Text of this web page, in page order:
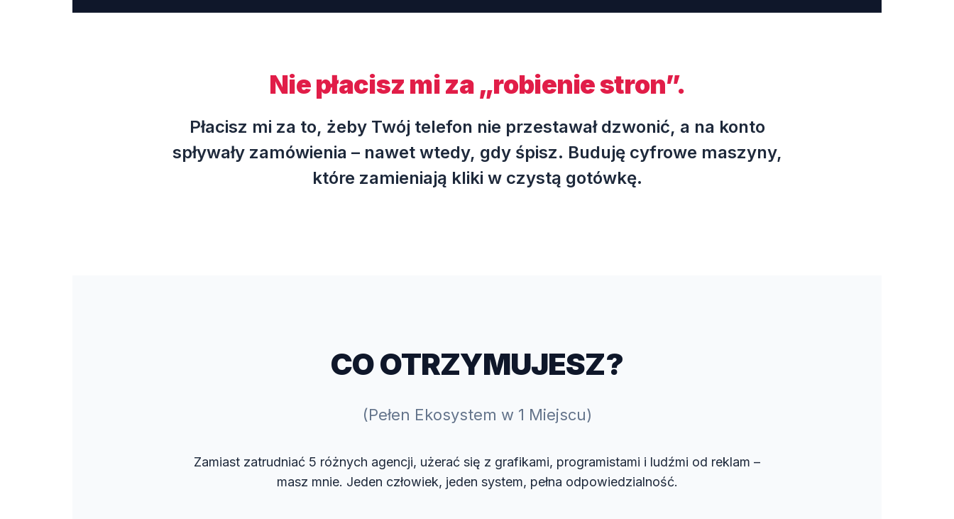
Nie płacisz mi za „robienie stron”.
Płacisz mi za to, żeby Twój telefon nie przestawał dzwonić, a na konto
spływały zamówienia – nawet wtedy, gdy śpisz. Buduję cyfrowe maszyny,
które zamieniają kliki w czystą gotówkę.
CO OTRZYMUJESZ?
(Pełen Ekosystem w 1 Miejscu)
Zamiast zatrudniać 5 różnych agencji, użerać się z grafikami, programistami i ludźmi od reklam –
masz mnie. Jeden człowiek, jeden system, pełna odpowiedzialność.